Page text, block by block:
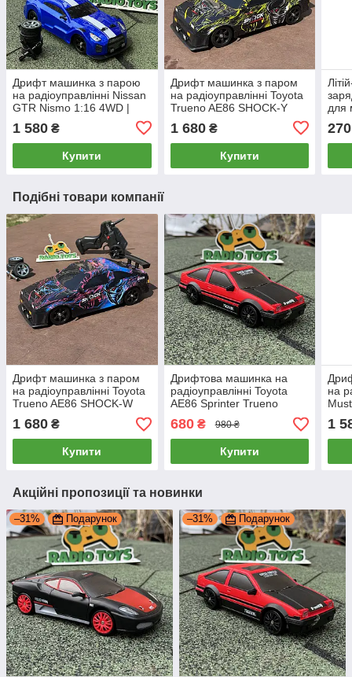
Дрифт машинка з парою
на радіоуправлінні Nissan
GTR Nismo 1:16 4WD |
Машинки для дрифту на
пульті | Дрифт машина на
радіокеруванні
1 580 ₴
Купити
Дрифт машинка з паром
на радіоуправлінні Toyota
Trueno AE86 SHOCK-Y
дрифту на пульті з димом
1 680₴
Купити
для
| Li-
3P
270
Подібні товари компанії
Дрифт машинка з паром
на радіоуправлінні Toyota
Trueno AE86 SHOCK-W
4WD | Машинка для
дрифту на пульті з димом
1 680 ₴
Купити
Дрифтова машинка на
радіоуправлінні Toyota
AE86 Sprinter Trueno
Червона | Машинка для
дрифту на пульті
управління | Дрифт
680₴ 980 ₴
Купити
на
1
Акційні пропозиції та новинки
–31% Подарунок –31% Подарунок